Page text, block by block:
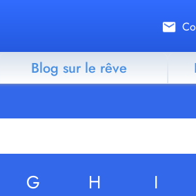
Blog sur le rêve
G H I